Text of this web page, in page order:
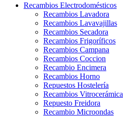
Recambios Electrodomésticos
Recambios Lavadora
Recambios Lavavajillas
Recambios Secadora
Recambios Frigoríficos
Recambios Campana
Recambios Coccion
Recambio Encimera
Recambios Horno
Repuestos Hostelería
Recambios Vitrocerámica
Repuesto Freidora
Recambio Microondas